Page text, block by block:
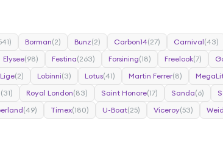
Borman(2) Bunz(2) Carbon14(27) Carnival(43)
Elysee(98) Festina(263) Forsining(18) Freelook(7)
Lige(2) Lobinni(3) Lotus(41) Martin Ferrer(8)
(31) Royal London(83) Saint Honore(17) Sanda(6)
(49) Timex(180) U-Boat(25) Viceroy(53)